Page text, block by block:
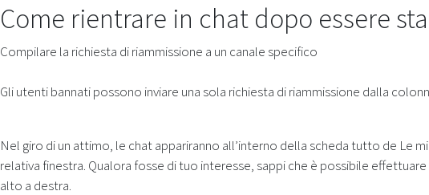
Come rientrare in chat dopo essere
Compilare la richiesta di riammissione a un canale specifico
Gli utenti bannati possono inviare una sola richiesta di riammissione dalla
Nel giro di un attimo, le chat appariranno all’interno della scheda tutto de Le
relativa finestra. Qualora fosse di tuo interesse, sappi che è possibile
alto a destra.